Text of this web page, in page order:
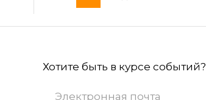
Хотите быть в курсе событий?